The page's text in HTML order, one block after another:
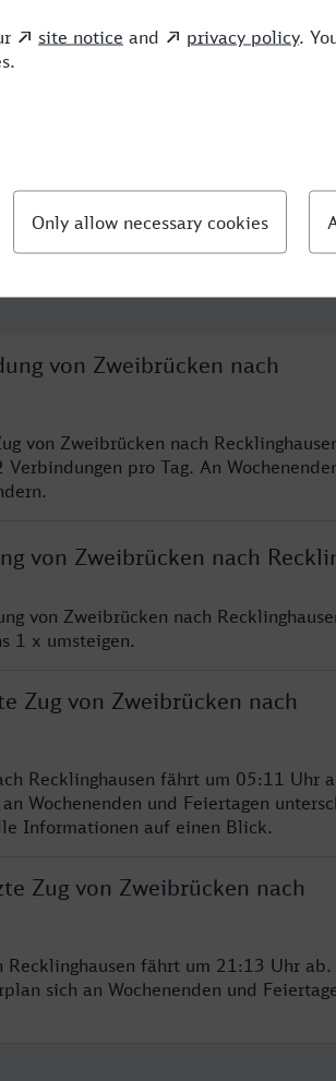
von Zweibrücken nach
von Zweibrücken nach
pro Tag. An
von Zweibrücken nach
von Zweibrücken nach
1 x umsteigen.
Zug von Zweibrücken nach
Recklinghausen fährt um 05:11 Uhr
Wochenenden und Feiertagen
Informationen auf einen Blick.
Zug von Zweibrücken nach
Recklinghausen fährt um 21:13 Uhr
sich an Wochenenden und